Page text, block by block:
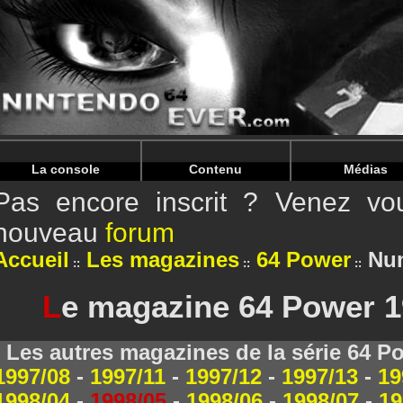
Warning: Undefined array key "HTTP_REFERER" in /
Warning: Undefined array key "HTTP_REFERER" in /
La console Contenu Médias
encore inscrit ? Venez
forum
Les magazines 64 Power
Le magazine 64 Power
Les autres magazines de la série 64
08 - 1997/11 - 1997/12 - 1997/13 -